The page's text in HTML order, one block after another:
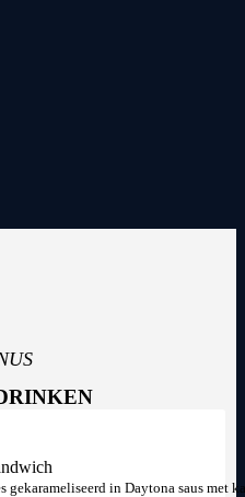
gekarameliseerd in Daytona saus met